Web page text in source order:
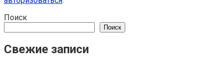
Поиск
Поиск
Свежие записи